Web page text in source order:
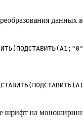
данных
шрифт на